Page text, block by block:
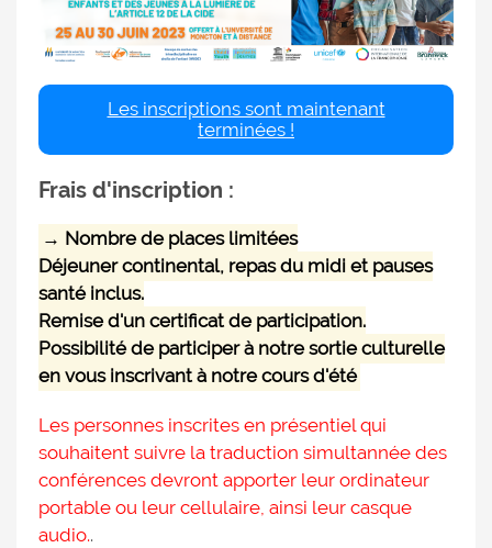
Les inscriptions sont maintenant
terminées !
Frais d'inscription :
→ Nombre de places limitées
Déjeuner continental, repas du midi et pauses
santé inclus.
Remise d'un certificat de participation.
Possibilité de participer à notre sortie culturelle
en vous inscrivant à notre cours d'été
Les personnes inscrites en présentiel qui
souhaitent suivre la traduction simultannée des
conférences devront apporter leur ordinateur
portable ou leur cellulaire, ainsi leur casque
audio..